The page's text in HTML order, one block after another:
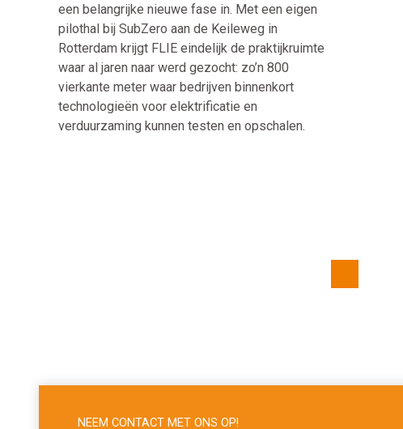
een belangrijke nieuwe fase in. Met een eigen
pilothal bij SubZero aan de Keileweg in
Rotterdam krijgt FLIE eindelijk de praktijkruimte
waar al jaren naar werd gezocht: zo’n 800
vierkante meter waar bedrijven binnenkort
technologieën voor elektrificatie en
verduurzaming kunnen testen en opschalen.
NEEM CONTACT MET ONS OP!